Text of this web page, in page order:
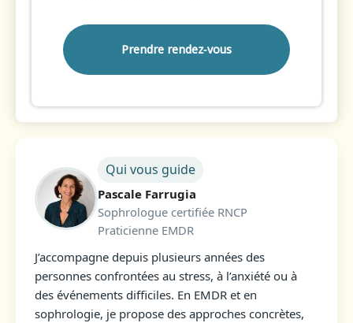
Prendre rendez‑vous
Qui vous guide
Pascale Farrugia
Sophrologue certifiée RNCP
Praticienne EMDR
J’accompagne depuis plusieurs années des
personnes confrontées au stress, à l’anxiété ou à
des événements difficiles. En EMDR et en
sophrologie, je propose des approches concrètes,